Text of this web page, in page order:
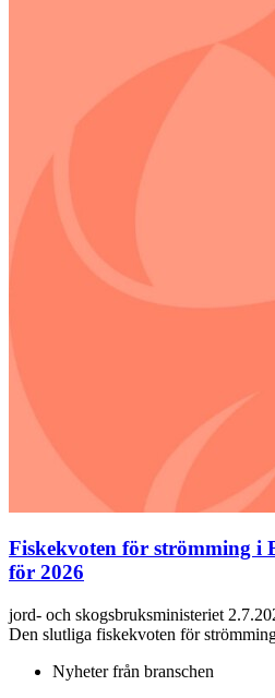
Fiskekvoten för strömming i
för 2026
jord- och skogsbruksministeriet
Den slutliga fiskekvoten för
Nyheter från branschen